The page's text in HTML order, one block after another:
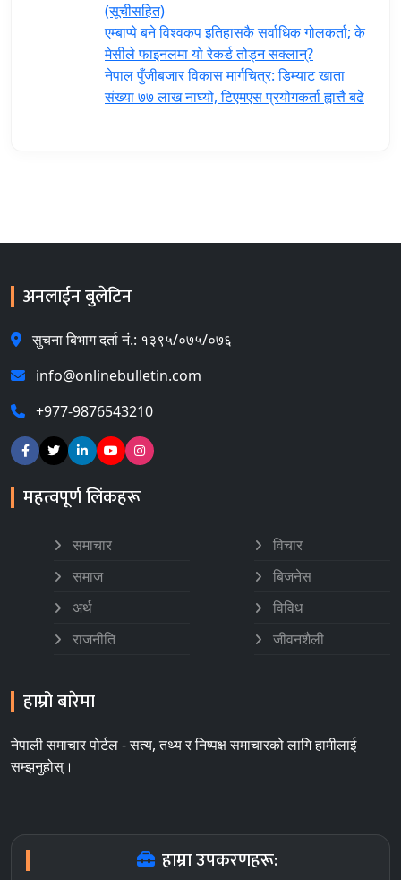
(सूचीसहित)
एम्बाप्पे बने विश्वकप इतिहासकै सर्वाधिक गोलकर्ता; के
मेसीले फाइनलमा यो रेकर्ड तोड्न सक्लान्?
नेपाल पुँजीबजार विकास मार्गचित्र: डिम्याट खाता
संख्या ७७ लाख नाघ्यो, टिएमएस प्रयोगकर्ता ह्वात्तै बढे
अनलाईन बुलेटिन
सुचना बिभाग दर्ता नं.: १३९५/०७५/०७६
info@onlinebulletin.com
+977-9876543210
महत्वपूर्ण लिंकहरू
समाचार
समाज
अर्थ
राजनीति
विचार
बिजनेस
विविध
जीवनशैली
हाम्रो बारेमा
नेपाली समाचार पोर्टल - सत्य, तथ्य र निष्पक्ष समाचारको लागि हामीलाई
सम्झनुहोस्।
हाम्रा उपकरणहरू: